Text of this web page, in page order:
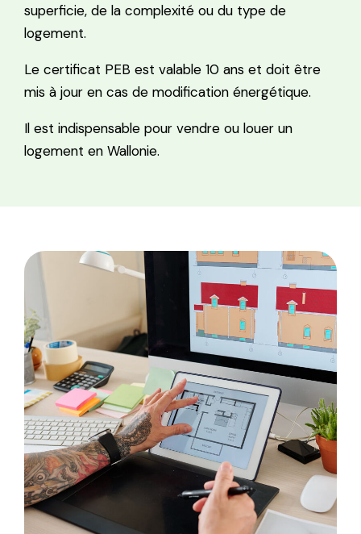
superficie, de la complexité ou du type de
logement.
Le certificat PEB est valable 10 ans et doit être
mis à jour en cas de modification énergétique.
Il est indispensable pour vendre ou louer un
logement en Wallonie.